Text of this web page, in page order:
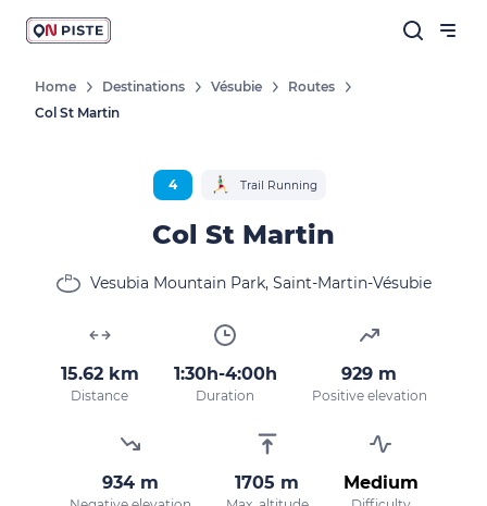
New destinations, routes, challenges,
races, don't miss a thing!
By entering your email address, you agree to
receive our marketing offers in accordance
Home Destinations Vésubie
Routes
Col St Martin
4 Trail Running
Col St Martin
Vesubia Mountain Park, Saint-Martin-Vésubie
15.62 km
Distance
1:30h-4:00h
Duration
929 m
Positive elevation
934 m 1705 m Medium